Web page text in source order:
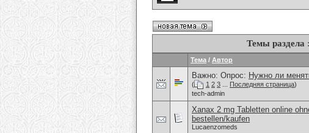
Темы раздела
Тема / Автор
Важно: Опрос: Нужно ли
( 1 2 3 Последняя страница)
tech-admin
Xanax 2 mg Tabletten online
bestellen/kaufen
Lucaenzomeds